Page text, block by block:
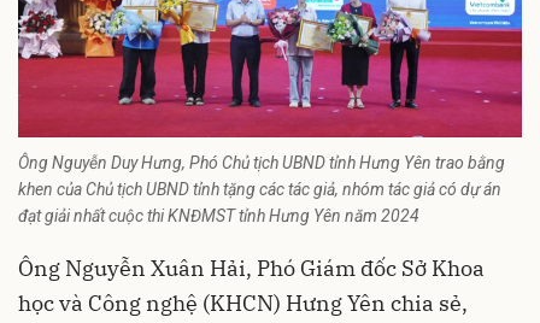
Ông Nguyễn Duy Hưng, Phó Chủ tịch UBND tỉnh Hưng Yên trao bằng
khen của Chủ tịch UBND tỉnh tặng các tác giả, nhóm tác giả có dự án
đạt giải nhất cuộc thi KNĐMST tỉnh Hưng Yên năm 2024
Ông Nguyễn Xuân Hải, Phó Giám đốc Sở Khoa
học và Công nghệ (KHCN) Hưng Yên chia sẻ,